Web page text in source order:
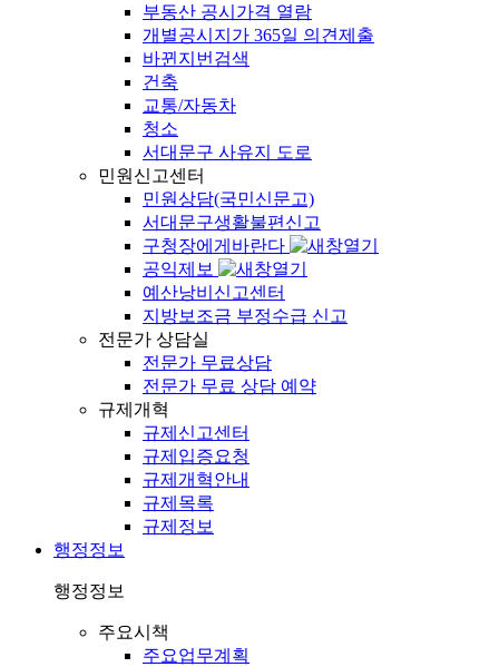
부동산 공시가격 열람
개별공시지가 365일 의견제출
바뀐지번검색
건축
교통/자동차
청소
서대문구 사유지 도로
민원신고센터
민원상담(국민신문고)
서대문구생활불편신고
구청장에게바란다
공익제보
예산낭비신고센터
지방보조금 부정수급 신고
전문가 상담실
전문가 무료상담
전문가 무료 상담 예약
규제개혁
규제신고센터
규제입증요청
규제개혁안내
규제목록
규제정보
행정정보
행정정보
주요시책
주요업무계획